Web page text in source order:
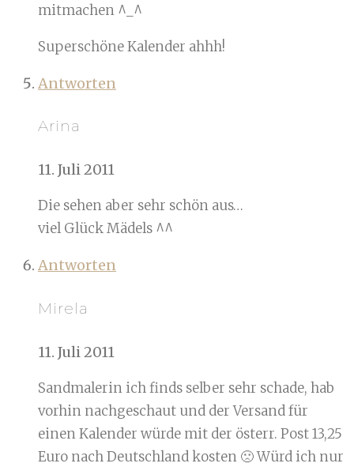
mitmachen ^_^
Superschöne Kalender ahhh!
Antworten
Arina
11. Juli 2011
Die sehen aber sehr schön aus…
viel Glück Mädels ^^
Antworten
Mirela
11. Juli 2011
Sandmalerin ich finds selber sehr schade, hab
vorhin nachgeschaut und der Versand für
einen Kalender würde mit der österr. Post 13,25
Euro nach Deutschland kosten 🙁 Würd ich nur